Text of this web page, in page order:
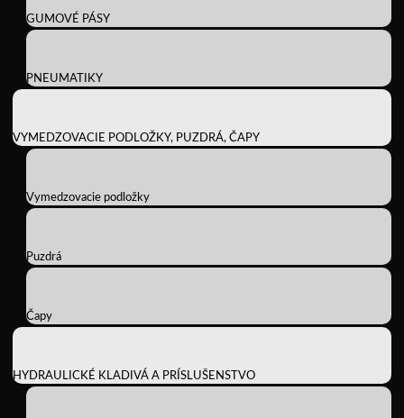
GUMOVÉ PÁSY
PNEUMATIKY
VYMEDZOVACIE PODLOŽKY, PUZDRÁ, ČAPY
Vymedzovacie podložky
Puzdrá
Čapy
HYDRAULICKÉ KLADIVÁ A PRÍSLUŠENSTVO